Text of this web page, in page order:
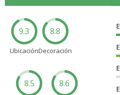
9.3
Ubicación
8.8
Decoración
8.5 8.6